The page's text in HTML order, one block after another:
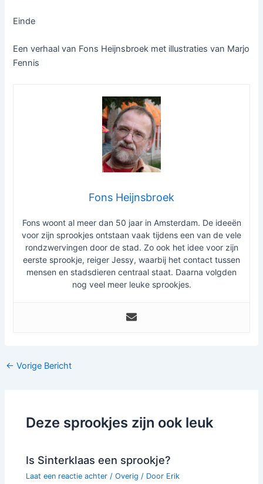
Einde
Een verhaal van Fons Heijnsbroek met illustraties van Marjo
Fennis
Fons Heijnsbroek
Fons woont al meer dan 50 jaar in Amsterdam. De ideeën
voor zijn sprookjes ontstaan vaak tijdens een van de vele
rondzwervingen door de stad. Zo ook het idee voor zijn
eerste sprookje, reiger Jessy, waarbij het contact tussen
mensen en stadsdieren centraal staat. Daarna volgden
nog veel meer leuke sprookjes.
← Vorige Bericht
Deze sprookjes zijn ook leuk
Is Sinterklaas een sprookje?
Laat een reactie achter /Overig / Door Erik